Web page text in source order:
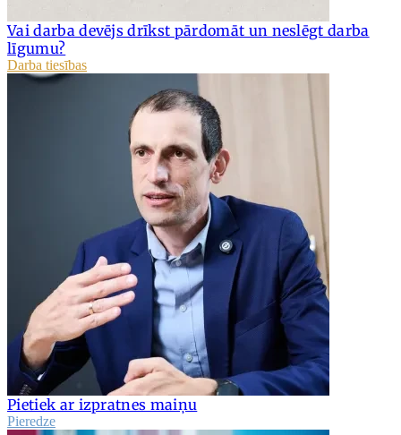
Vai darba devējs drīkst pārdomāt un neslēgt darba
līgumu?
Darba tiesības
Pietiek ar izpratnes maiņu
Pieredze